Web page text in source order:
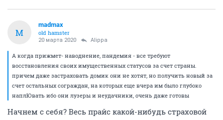
M
madmax
old hamster
20 марта 2020 Alippa
А когда прижмет- наводнение, пандемия - все требуют
восстановления своих имущественных статусов за счет страны.
причем даже застраховать домик они не хотят, но получить новый за
счет остальных сограждан, на которых еще вчера им было глубоко
наплЮвать ибо они лузеры и неудачники, очень даже готовы
Начнем с себя? Весь прайс какой-нибудь страховой